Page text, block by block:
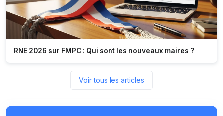
RNE 2026 sur FMPC : Qui sont les nouveaux maires ?
Voir tous les articles